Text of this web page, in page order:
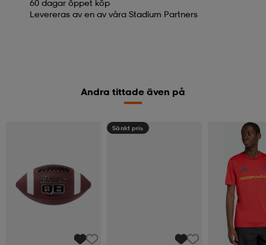
60 dagar öppet köp
Levereras av en av våra Stadium Partners
Andra tittade även på
Sänkt pris